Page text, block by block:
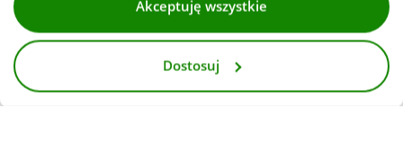
Akceptuję wszystkie
Dostosuj
Dla mediów